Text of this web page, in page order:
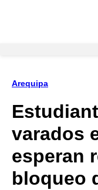
Arequipa
varados
esperan
bloqueo